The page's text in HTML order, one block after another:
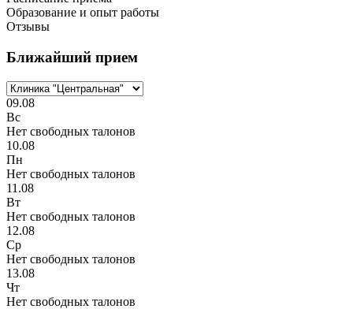
Образование и опыт работы
Отзывы
Ближайший прием
09.08
Вс
Нет свободных талонов
10.08
Пн
Нет свободных талонов
11.08
Вт
Нет свободных талонов
12.08
Ср
Нет свободных талонов
13.08
Чт
Нет свободных талонов